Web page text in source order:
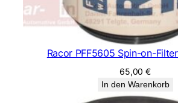
Racor PFF5605 Spin-on-
65,00€
In den Warenkorb